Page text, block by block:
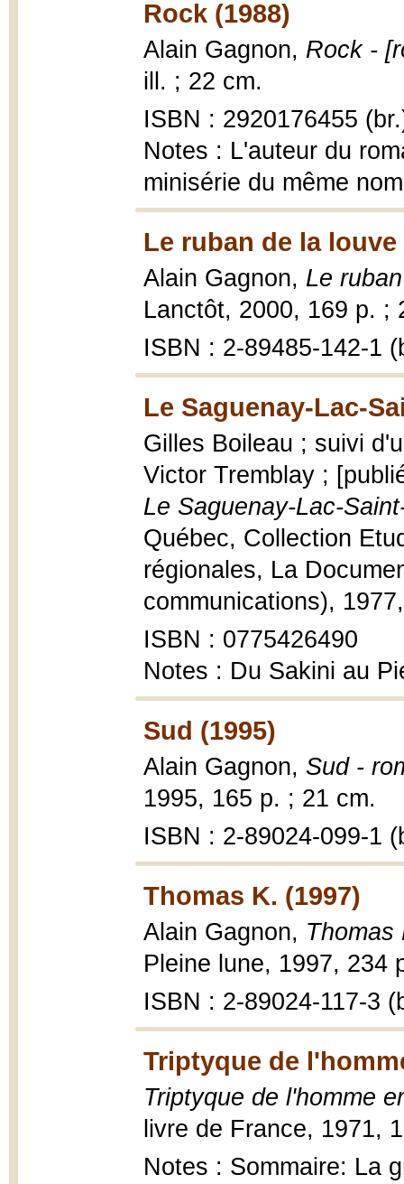
Rock (1988)
Alain Gagnon, Rock -
ill. ; 22 cm.
ISBN : 2920176455
Notes : L'auteur du
minisérie du même
Le ruban de la louve
Alain Gagnon, Le
Lanctôt, 2000, 169 p. ;
ISBN : 2-89485-142-1
Le Saguenay-Lac-
Gilles Boileau ; suivi
Victor Tremblay ;
Le Saguenay-Lac-
Québec, Collection
régionales, La
communications),
ISBN : 0775426490
Notes : Du Sakini au
Sud (1995)
Alain Gagnon, Sud -
1995, 165 p. ; 21 cm.
ISBN : 2-89024-099-1
Thomas K. (1997)
Alain Gagnon, Thomas
Pleine lune, 1997, 234
ISBN : 2-89024-117-3
Triptyque de
Triptyque de l'homme
livre de France, 1971,
Notes : Sommaire: La